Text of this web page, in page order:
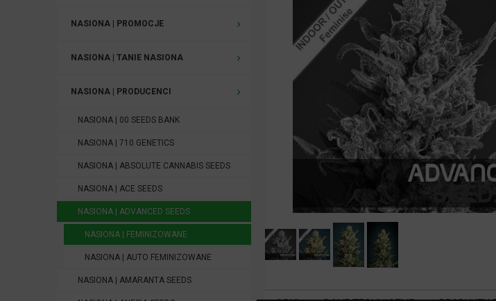
NASIONA | PROMOCJE
NASIONA | TANIE NASIONA
NASIONA | PRODUCENCI
NASIONA | 00 SEEDS BANK
NASIONA | 710 GENETICS
NASIONA | ABSOLUTE CANNABIS SEEDS
NASIONA | ACE SEEDS
NASIONA | ADVANCED SEEDS
NASIONA | FEMINIZOWANE
NASIONA | AUTO FEMINIZOWANE
NASIONA | AMARANTA SEEDS